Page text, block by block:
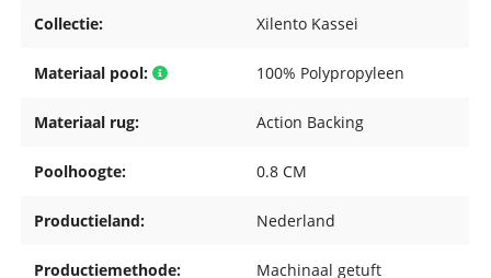
Collectie: Xilento Kassei
Materiaal pool: 100% Polypropyleen
Materiaal rug: Action Backing
Poolhoogte: 0.8 CM
Productieland: Nederland
Productiemethode: Machinaal getuft